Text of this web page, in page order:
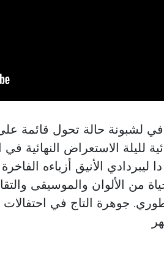
لشبونة حالة تحول قائمة
ليبردادي الأنيق أزياءه
من الألوان والموسيقى